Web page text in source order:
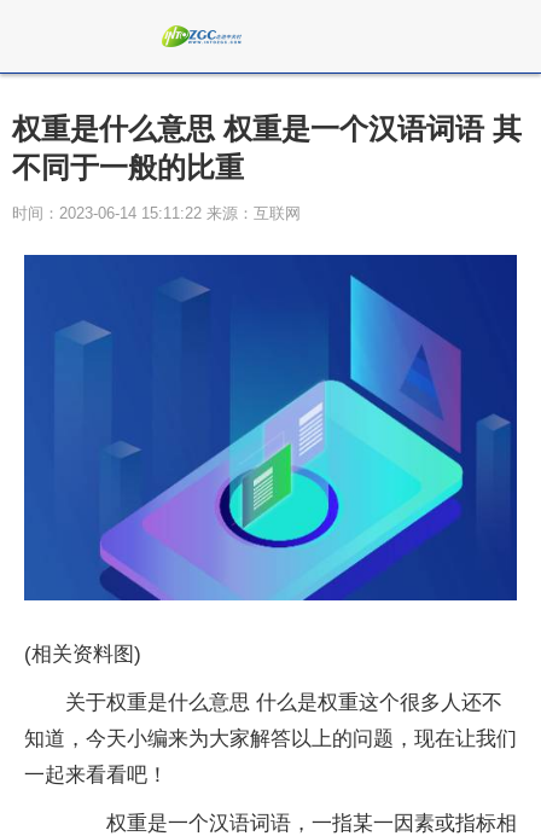
权重是什么意思 权重是一个汉语词语 其
不同于一般的比重
时间：2023-06-14 15:11:22 来源：互联网
(相关资料图)
关于权重是什么意思 什么是权重这个很多人还不
知道，今天小编来为大家解答以上的问题，现在让我们
一起来看看吧！
权重是一个汉语词语，一指某一因素或指标相